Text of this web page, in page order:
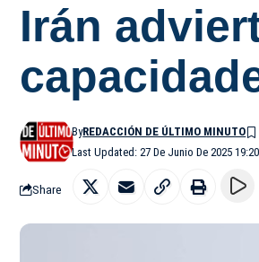
Irán
Last Updated: 27 De Junio De 2025 19:20
ByREDACCIÓN DE ÚLTIMO MINUTO
Share